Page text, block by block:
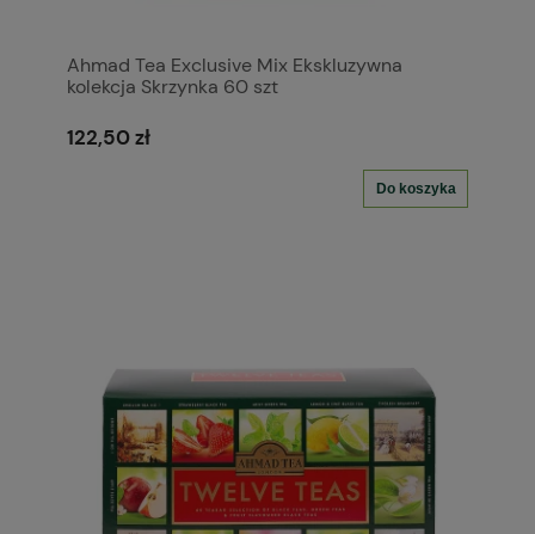
Ahmad Tea Exclusive Mix Ekskluzywna
kolekcja Skrzynka 60 szt
122,50 zł
Do koszyka